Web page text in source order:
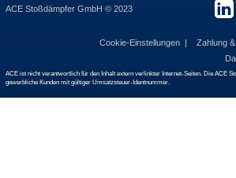
ACE Stoßdämpfer GmbH © 2023
Cookie-Einstellungen Zahlung
ACE ist nicht verantwortlich für den Inhalt extern verlinkter Internet-Seiten. Die ACE
gewerbliche Kunden mit gültiger Umsatzsteuer-Identnummer.